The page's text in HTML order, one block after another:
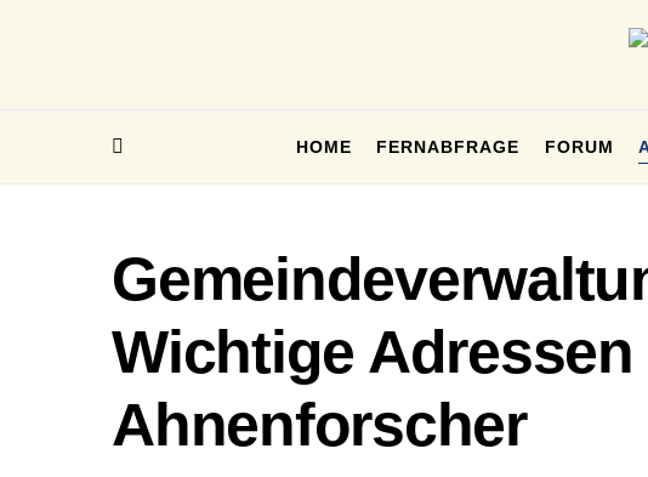
HOME FERNABFRAGE FORUM
Wichtige
Ahnenforscher